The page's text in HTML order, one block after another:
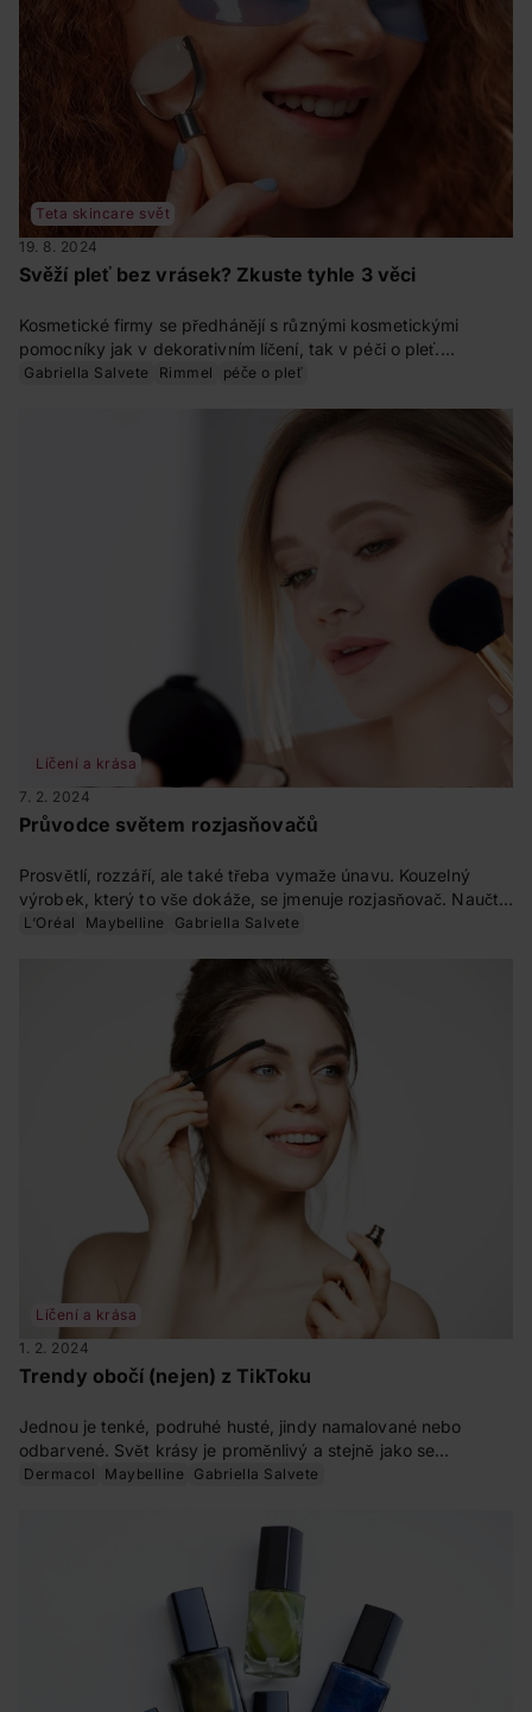
Teta skincare svět
19. 8. 2024
Svěží pleť bez vrásek? Zkuste tyhle 3 věci
Kosmetické firmy se předhánějí s různými kosmetickými
pomocníky jak v dekorativním líčení, tak v péči o pleť.
Prozradíme vám, jaké jsou trendy a bez čeho by se vaše
Gabriella Salvete Rimmel péče o pleť
Líčení a krása
7. 2. 2024
Průvodce světem rozjasňovačů
Prosvětlí, rozzáří, ale také třeba vymaže únavu. Kouzelný
výrobek, který to vše dokáže, se jmenuje rozjasňovač. Naučte
se vybrat si ten správný pro vaši tvář a správně jej používat.
L‘Oréal Maybelline Gabriella Salvete
Líčení a krása
1. 2. 2024
Trendy obočí (nejen) z TikToku
Jednou je tenké, podruhé husté, jindy namalované nebo
odbarvené. Svět krásy je proměnlivý a stejně jako se
každoročně střídají trendy v líčení, barvách nehtů nebo vlasů,
TikTok a Instagram plní různorodé beauty inspirace na úpravu
obočí. Každý si tam najde to, co rezonuje s jeho osobním
Dermacol Maybelline Gabriella Salvete